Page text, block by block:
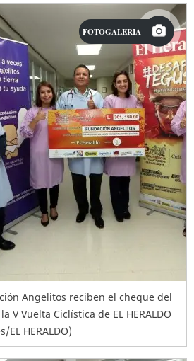
FOTOGALERÍA
Angelitos reciben el cheque del
V Vuelta Ciclística de EL HERALDO
EL HERALDO)